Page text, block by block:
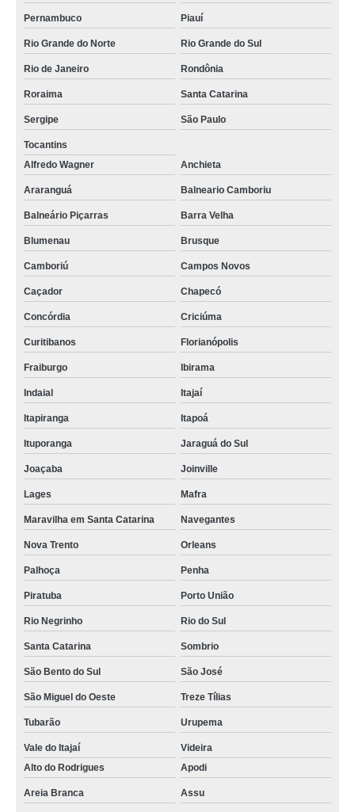
Pernambuco Piauí
Rio Grande do Norte Rio Grande do Sul
Rio de Janeiro Rondônia
Roraima Santa Catarina
Sergipe São Paulo
Tocantins
Alfredo Wagner
Anchieta
Araranguá Balneario Camboriu
Balneário Piçarras Barra Velha
Blumenau Brusque
Camboriú Campos Novos
Caçador Chapecó
Concórdia Criciúma
Curitibanos Florianópolis
Fraiburgo Ibirama
Indaial Itajaí
Itapiranga Itapoá
Ituporanga Jaraguá do Sul
Joaçaba Joinville
Lages Mafra
Maravilha em Santa Catarina Navegantes
Nova Trento Orleans
Palhoça Penha
Piratuba Porto União
Rio Negrinho Rio do Sul
Santa Catarina Sombrio
São Bento do Sul São José
São Miguel do Oeste Treze Tílias
Tubarão Urupema
Vale do Itajaí
Videira
Alto do Rodrigues
Apodi
Areia Branca Assu